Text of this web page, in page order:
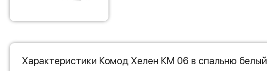
Характеристики Комод Хелен КМ 06 в спальню белый